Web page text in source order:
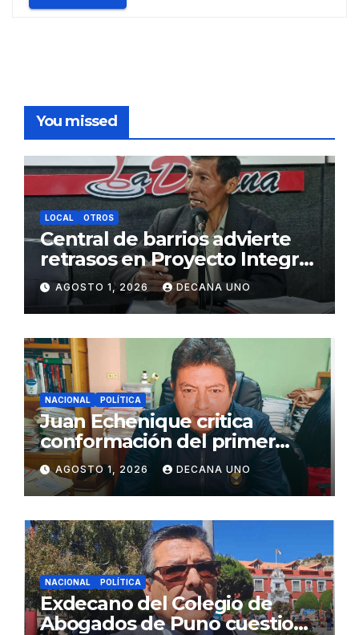
You missed
LOCAL OTROS
Central de barrios advierte
retrasos en Proyecto Integral
de Agua y Alcantarillado para
Juliaca
AGOSTO 1, 2026 DECANA UNO
NACIONAL POLÍTICA
Juan Echenique critica
conformación del primer
gabinete ministerial de Keiko
Fujimori
AGOSTO 1, 2026 DECANA UNO
NACIONAL POLÍTICA
Exdecano del Colegio de
Abogados de Puno cuestiona